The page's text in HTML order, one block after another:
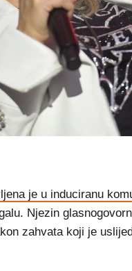
je u induciranu
Njezin
zahvata koji je